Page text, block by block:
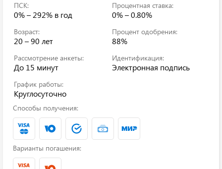
ПСК:
0% – 292% в год
Процентная ставка:
0% – 0.80%
Возраст:
20 – 90 лет
Процент одобрения:
88%
Рассмотрение анкеты:
До 15 минут
Идентификация:
Электронная подпись
График работы:
Круглосуточно
Способы получения:
Варианты погашения: